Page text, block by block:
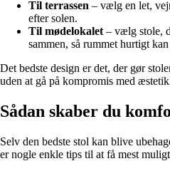
Til terrassen – vælg en let,
efter solen.
Til mødelokalet – vælg stole,
sammen, så rummet hurtigt
Det bedste design er det, der gør
uden at gå på kompromis med
Sådan skaber du
Selv den bedste stol kan blive
er nogle enkle tips til at få mest